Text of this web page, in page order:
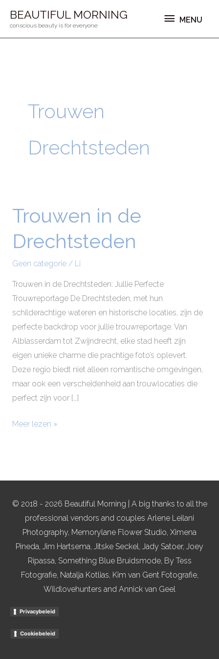
naarBEAUTIFUL MORNING
conscious beauty is for everyone
MENU
MENU
Trouwen
Drechtsteden
Trouwen in de
Drechtsteden
Geen categorie/ Li
Trouwen in de Drechtsteden: Jullie Perfecte
Trouwreportage De Drechtsteden, met hun
schilderachtige wateren en historische locaties, zijn de
perfecte backdrop voor jullie trouwreportage. Van
Alblasserdam tot Zwijndrecht, elke stad heeft zijn
eigen unieke charme die prachtige foto’s oplevert.
Deze regio biedt niet alleen romantische omgevingen,
maar ook een verscheidenheid aan trouwlocaties die
perfect zijn voor […]
Trouwen
de
Meer lezen »
© 2018 - 2026 Beautiful Morning | A big thanks to all the
professional vendors and couples Arlene Leilani
Photography, Memorylane Flower Studio, Ximena
Pineda, Jim Hartsema, Jitske Seckel, Jady Satoer, Joey
Ripassa, Something Blue Bruidsmode, By Tess
Fotografie, Natalja Kotlias, Kim van Gent Fotografie,
Wildlovehunters and Annick van Geel
Privacybeleid
Cookiebeleid